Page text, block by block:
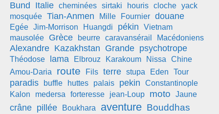
Bund Italie cheminées sirtaki houris cloche yack
mosquée Tian-Anmen Mille Fournier douane
Egée Jim-Morrison Huangdi pékin
Vietnam
mausolée
Grèce beurre caravansérail Macédoniens
Alexandre Kazakhstan Grande psychotrope
Théodose lama Elbrouz Karakoum Nissa
Chine
Amou-Daria
route Fils terre stupa Eden Tour
paradis buffle huttes palais pekin
Constantinople
Kalon
medersa forteresse jean-Loup moto Jaune
crâne pillée Boukhara aventure Bouddhas